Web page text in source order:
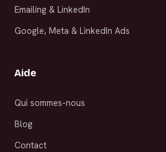
Emailing & LinkedIn
Google, Meta & LinkedIn Ads
Aide
Qui sommes-nous
Blog
Contact